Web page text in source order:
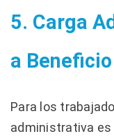
5. Carga
a
Para los
administrativa es